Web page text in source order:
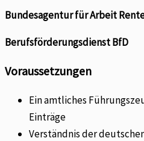
Bundesagentur für Arbeit
Berufsförderungsdienst BfD
Voraussetzungen
Ein amtliches
Einträge
Verständnis der